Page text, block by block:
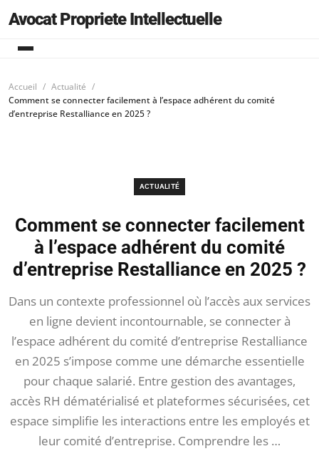
Avocat Propriete Intellectuelle
Accueil
Actualité
Comment se connecter facilement à l’espace adhérent du comité
d’entreprise Restalliance en 2025 ?
ACTUALITÉ
Comment se connecter facilement
à l’espace adhérent du comité
d’entreprise Restalliance en 2025 ?
Dans un contexte professionnel où l’accès aux services
en ligne devient incontournable, se connecter à
l’espace adhérent du comité d’entreprise Restalliance
en 2025 s’impose comme une démarche essentielle
pour chaque salarié. Entre gestion des avantages,
accès RH dématérialisé et plateformes sécurisées, cet
espace simplifie les interactions entre les employés et
leur comité d’entreprise. Comprendre les …